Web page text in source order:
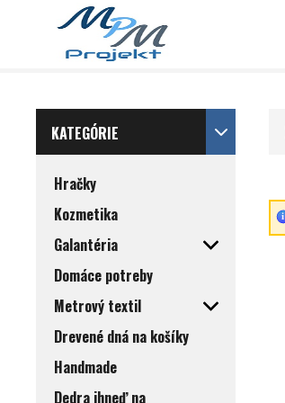
KATEGÓRIE
Hračky
Kozmetika
Galantéria
Domáce potreby
Metrový textil
Drevené dná na košíky
Handmade
Dedra ihneď na